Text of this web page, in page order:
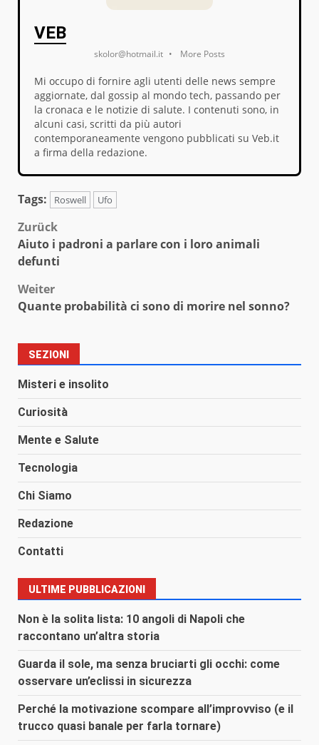
VEB
skolor@hotmail.it • More Posts
Mi occupo di fornire agli utenti delle news sempre
aggiornate, dal gossip al mondo tech, passando per
la cronaca e le notizie di salute. I contenuti sono, in
alcuni casi, scritti da più autori
contemporaneamente vengono pubblicati su Veb.it
a firma della redazione.
Tags: Roswell Ufo
Beitragsnavigation
Zurück
Aiuto i padroni a parlare con i loro animali
defunti
Weiter
Quante probabilità ci sono di morire nel sonno?
SEZIONI
Misteri e insolito
Curiosità
Mente e Salute
Tecnologia
Chi Siamo
Redazione
Contatti
ULTIME PUBBLICAZIONI
Non è la solita lista: 10 angoli di Napoli che
raccontano un’altra storia
Guarda il sole, ma senza bruciarti gli occhi: come
osservare un’eclissi in sicurezza
Perché la motivazione scompare all’improvviso (e il
trucco quasi banale per farla tornare)